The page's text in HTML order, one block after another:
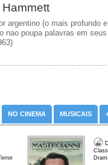
argentino (o mais profundo
nao poupa palavras em
NO CINEMA MUSICAIS